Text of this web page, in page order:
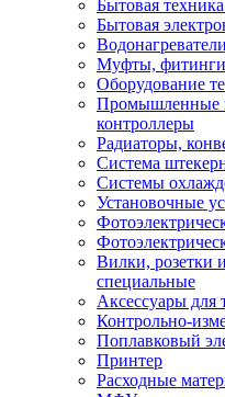
Бытовая
Бытовая
Водонагреватели
Муфты, фитинги
Оборудование
Промышленные
контроллеры
Радиаторы,
Система
Системы
Установочные
Вилки, розетки
специальные
Аксессуары
Контрольно-
Поплавковый
Принтер
Расходные